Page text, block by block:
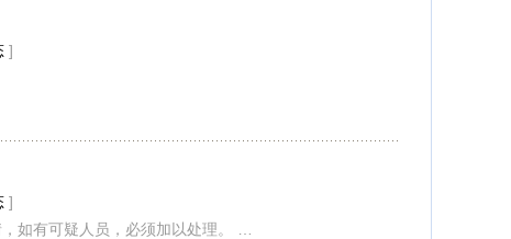
]
]
如有可疑人员，必须加以处理。 …